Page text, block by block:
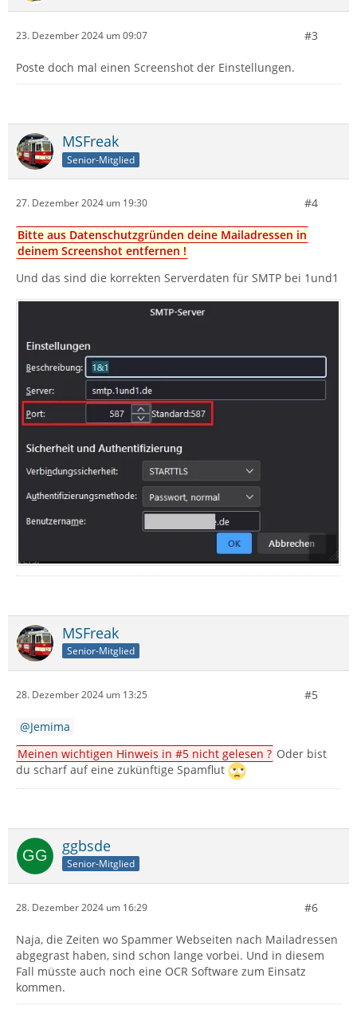
23. Dezember 2024 um 09:07 #3
Poste doch mal einen Screenshot der Einstellungen.
MSFreak
Senior-Mitglied
27. Dezember 2024 um 19:30 #4
Bitte aus Datenschutzgründen deine Mailadressen in
deinem Screenshot entfernen !
Und das sind die korrekten Serverdaten für SMTP bei 1und1
MSFreak
Senior-Mitglied
28. Dezember 2024 um 13:25 #5
Jemima
Meinen wichtigen Hinweis in #5 nicht gelesen ? Oder bist
du scharf auf eine zukünftige Spamflut
ggbsde
Senior-Mitglied
28. Dezember 2024 um 16:29 #6
Naja, die Zeiten wo Spammer Webseiten nach Mailadressen
abgegrast haben, sind schon lange vorbei. Und in diesem
Fall müsste auch noch eine OCR Software zum Einsatz
kommen.